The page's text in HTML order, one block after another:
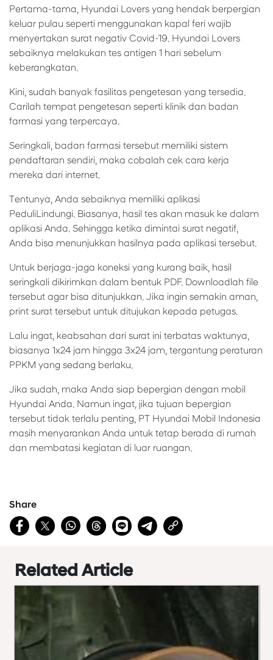
Pertama-tama, Hyundai Lovers yang hendak berpergian
keluar pulau seperti menggunakan kapal feri wajib
menyertakan surat negativ Covid-19. Hyundai Lovers
sebaiknya melakukan tes antigen 1 hari sebelum
keberangkatan.
Kini, sudah banyak fasilitas pengetesan yang tersedia.
Carilah tempat pengetesan seperti klinik dan badan
farmasi yang terpercaya.
Seringkali, badan farmasi tersebut memiliki sistem
pendaftaran sendiri, maka cobalah cek cara kerja
mereka dari internet.
Tentunya, Anda sebaiknya memiliki aplikasi
PeduliLindungi. Biasanya, hasil tes akan masuk ke dalam
aplikasi Anda. Sehingga ketika dimintai surat negatif,
Anda bisa menunjukkan hasilnya pada aplikasi tersebut.
Untuk berjaga-jaga koneksi yang kurang baik, hasil
seringkali dikirimkan dalam bentuk PDF. Downloadlah file
tersebut agar bisa ditunjukkan. Jika ingin semakin aman,
print surat tersebut untuk ditujukan kepada petugas.
Lalu ingat, keabsahan dari surat ini terbatas waktunya,
biasanya 1x24 jam hingga 3x24 jam, tergantung peraturan
PPKM yang sedang berlaku.
Jika sudah, maka Anda siap bepergian dengan mobil
Hyundai Anda. Namun ingat, jika tujuan bepergian
tersebut tidak terlalu penting, PT Hyundai Mobil Indonesia
masih menyarankan Anda untuk tetap berada di rumah
dan membatasi kegiatan di luar ruangan.
Share
Related Article